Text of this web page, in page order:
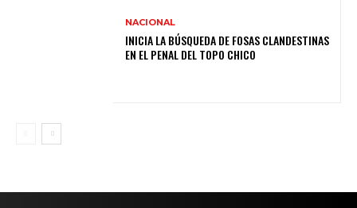
NACIONAL
INICIA LA BÚSQUEDA DE FOSAS CLANDESTINAS
EN EL PENAL DEL TOPO CHICO